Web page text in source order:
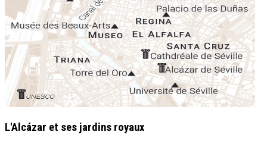
L'Alcázar et ses jardins royaux